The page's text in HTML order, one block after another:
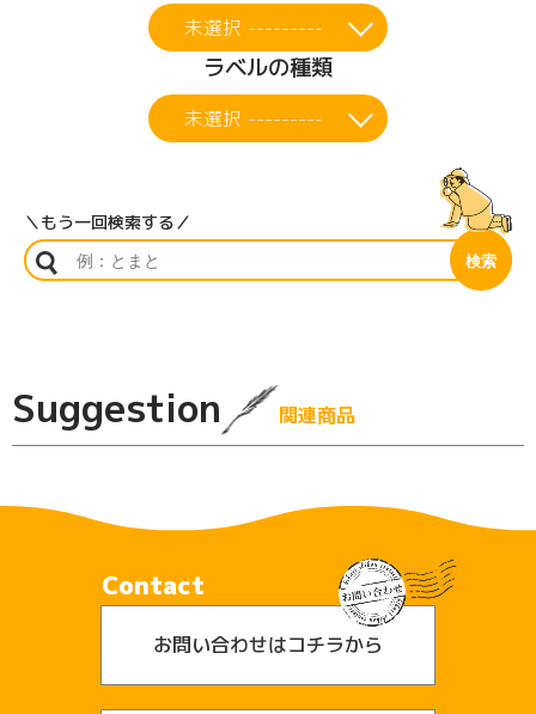
未選択 ---------
ラベルの種類
未選択 ---------
＼もう一回検索する／
Suggestion 関連商品
Contact
お問い合わせはコチラから